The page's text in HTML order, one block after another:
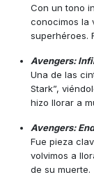
Con un tono
conocimos la
superhéroes.
Avengers:
Una de las
Stark”,
hizo llorar a
Avengers:
Fue pieza
volvimos a
de su muerte.